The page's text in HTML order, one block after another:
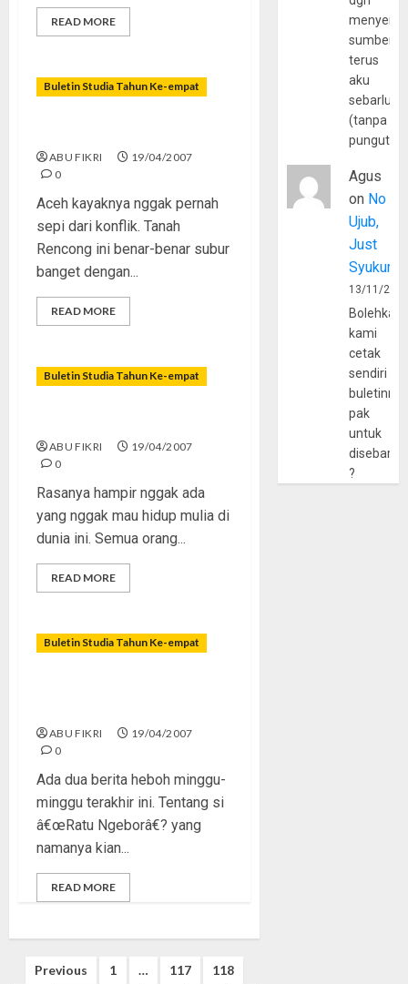
READ MORE
Buletin Studia Tahun Ke-empat
ABU FIKRI
19/04/2007
0
Aceh kayaknya nggak pernah
sepi dari konflik. Tanah
Rencong ini benar-benar subur
banget dengan...
READ MORE
Buletin Studia Tahun Ke-empat
ABU FIKRI
19/04/2007
0
Rasanya hampir nggak ada
yang nggak mau hidup mulia di
dunia ini. Semua orang...
READ MORE
Buletin Studia Tahun Ke-empat
ABU FIKRI
19/04/2007
0
Ada dua berita heboh minggu-
minggu terakhir ini. Tentang si
â€œRatu Ngeborâ€? yang
namanya kian...
READ MORE
Posts
Previous 1 … 117
118
sumber
terus
aku
(tanpa
Agus
on No
Ujub,
Just
Syukur
13/11/
Bolehkah
kami
cetak
sendiri
pak
untuk
?